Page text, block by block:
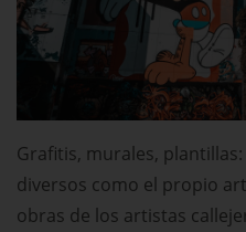
Grafitis, murales,
diversos como el propio
obras de los artistas